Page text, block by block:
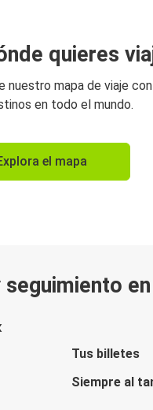
quieres
nuestro mapa de viaje
en todo el mundo.
el mapa
Tus billetes
Siempre al